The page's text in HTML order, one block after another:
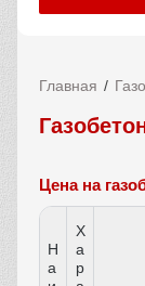
Главная
Цена на
Н
а
Х
а
р